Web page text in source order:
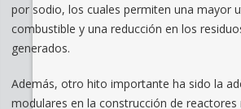
por sodio, los cuales permiten una mayor
combustible y una reducción en los
generados.
Además, otro hito importante ha sido la
modulares en la construcción de reactores